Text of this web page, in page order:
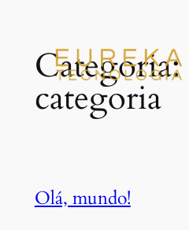
conteúdo
Categoria:
categoria
Olá, mundo!